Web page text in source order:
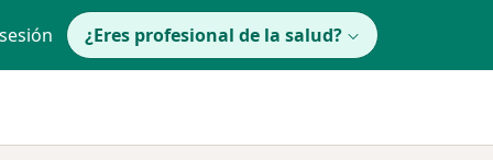
¿Eres profesional de la salud?